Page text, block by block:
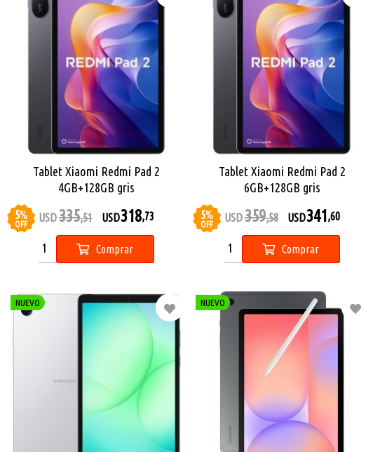
Tablet Xiaomi Redmi Pad 2
4GB+128GB gris
5%
OFF
USD335,51 USD318,73
Comprar
Tablet Xiaomi Redmi Pad 2
6GB+128GB gris
5%
OFF
USD359,58 USD341 ,60
Comprar
NUEVO NUEVO